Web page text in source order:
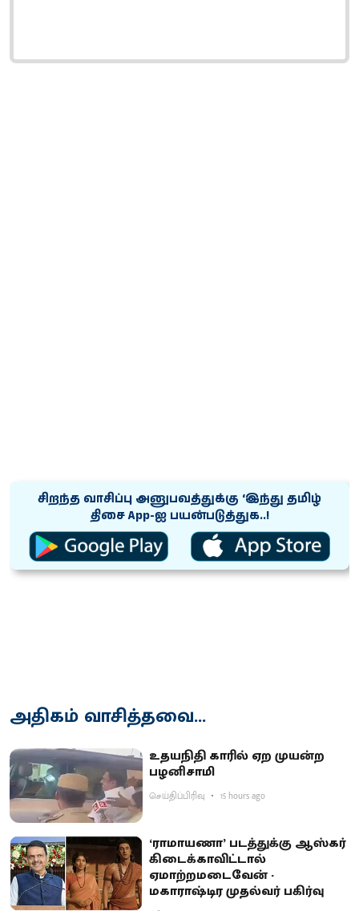
சிறந்த வாசிப்பு அனுபவத்துக்கு ‘இந்து தமிழ்
திசை App-ஐ பயன்படுத்துக..!
அதிகம் வாசித்தவை...
உதயநிதி காரில் ஏற முயன்ற
பழனிசாமி
செய்திப்பிரிவு 15 hours ago
‘ராமாயணா’ படத்துக்கு ஆஸ்கர்
கிடைக்காவிட்டால்
ஏமாற்றமடைவேன் -
மகாராஷ்டிர முதல்வர் பகிர்வு